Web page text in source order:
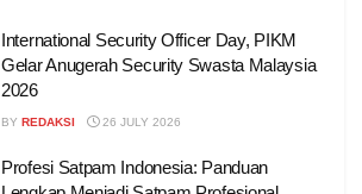
International Security Officer Day, PIKM
Gelar Anugerah Security Swasta Malaysia
2026
BY REDAKSI 26 JULY 2026
Profesi Satpam Indonesia: Panduan